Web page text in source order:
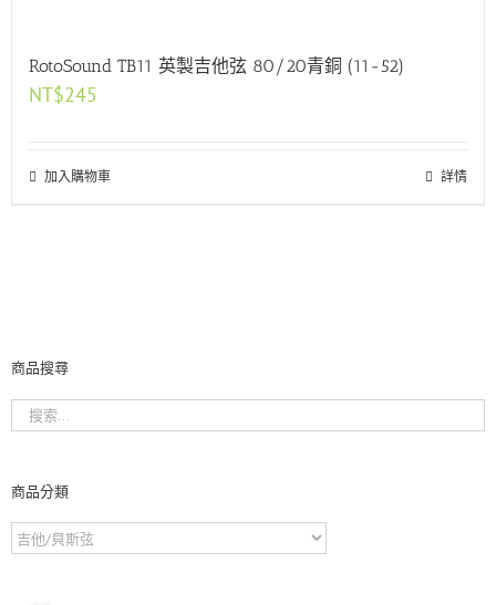
RotoSound TB11 英製吉他弦 80/20青銅 (11-52)
NT$245
加入購物車 詳情
商品搜尋
商品分類